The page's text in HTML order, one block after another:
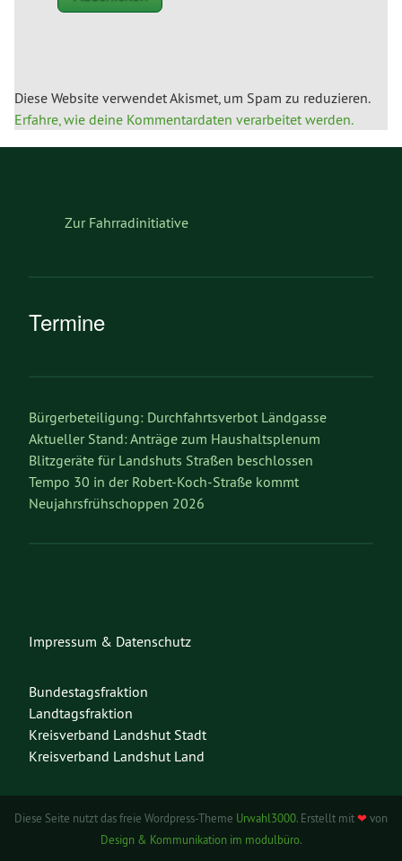
Diese Website verwendet Akismet, um Spam zu reduzieren.
Erfahre, wie deine Kommentardaten verarbeitet werden.
Zur Fahrradinitiative
Termine
Bürgerbeteiligung: Durchfahrtsverbot Ländgasse
Aktueller Stand: Anträge zum Haushaltsplenum
Blitzgeräte für Landshuts Straßen beschlossen
Tempo 30 in der Robert-Koch-Straße kommt
Neujahrsfrühschoppen 2026
Impressum & Datenschutz
Bundestagsfraktion
Landtagsfraktion
Kreisverband Landshut Stadt
Kreisverband Landshut Land
Diese Seite nutzt das freie Wordpress-Theme Urwahl3000. Erstellt mit❤ von
Design & Kommunikation im modulbüro.